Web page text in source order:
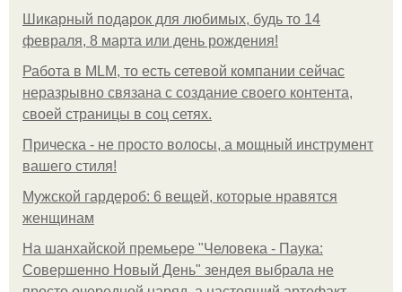
Шикарный подарок для любимых, будь то 14
февраля, 8 марта или день рождения!
Работа в MLM, то есть сетевой компании сейчас
неразрывно связана с создание своего контента,
своей страницы в соц сетях.
Прическа - не просто волосы, а мощный инструмент
вашего стиля!
Мужской гардероб: 6 вещей, которые нравятся
женщинам
На шанхайской премьере "Человека - Паука:
Совершенно Новый День" зендея выбрала не